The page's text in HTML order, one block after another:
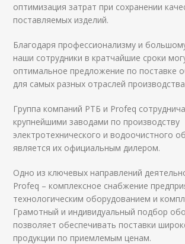
оптимизация затрат при сохранении
поставляемых изделий.
Благодаря профессионализму и
наши сотрудники в кратчайшие сроки
оптимальное предложение по поставке
для самых разных отраслей
Группа компаний РТБ и Profeq
крупнейшими заводами по производству
электротехнического и водоочистного
является их официальным дилером.
Одно из ключевых направлений
Profeq – комплексное снабжение
технологическим оборудованием и
Грамотный и индивидуальный подбор
позволяет обеспечивать поставки
продукции по приемлемым ценам.